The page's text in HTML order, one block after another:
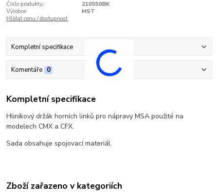
Číslo produktu:
210550BK
Výrobce:
MST
Hlídat cenu / dostupnost
Kompletní specifikace
Komentáře 0
Kompletní specifikace
Hliníkový držák horních linků pro nápravy MSA použité na
modelech CMX a CFX.
Sada obsahuje spojovací materiál.
Zboží zařazeno v kategoriích